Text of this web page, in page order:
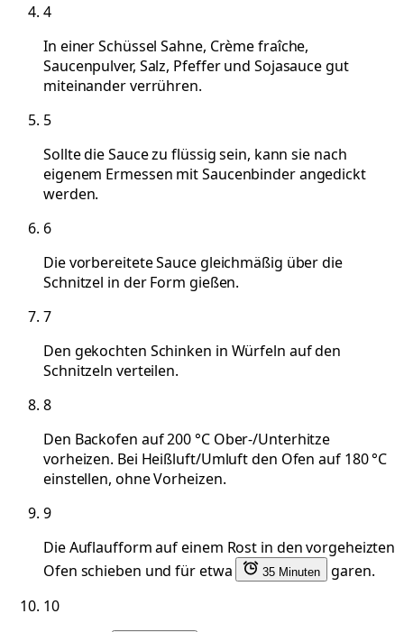
4
In einer Schüssel Sahne, Crème fraîche,
Saucenpulver, Salz, Pfeffer und Sojasauce gut
miteinander verrühren.
5
Sollte die Sauce zu flüssig sein, kann sie nach
eigenem Ermessen mit Saucenbinder angedickt
werden.
6
Die vorbereitete Sauce gleichmäßig über die
Schnitzel in der Form gießen.
7
Den gekochten Schinken in Würfeln auf den
Schnitzeln verteilen.
8
Den Backofen auf 200 °C Ober-/Unterhitze
vorheizen. Bei Heißluft/Umluft den Ofen auf 180 °C
einstellen, ohne Vorheizen.
9
Die Auflaufform auf einem Rost in den vorgeheizten
Ofen schieben und für etwa
35 Minuten
garen.
10